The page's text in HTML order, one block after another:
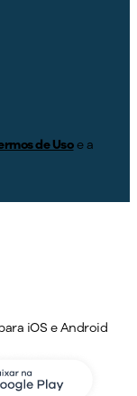
de Usoe a
iOS e Android